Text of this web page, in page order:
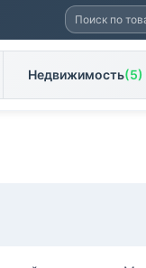
Искать:
Недвижимость(5)